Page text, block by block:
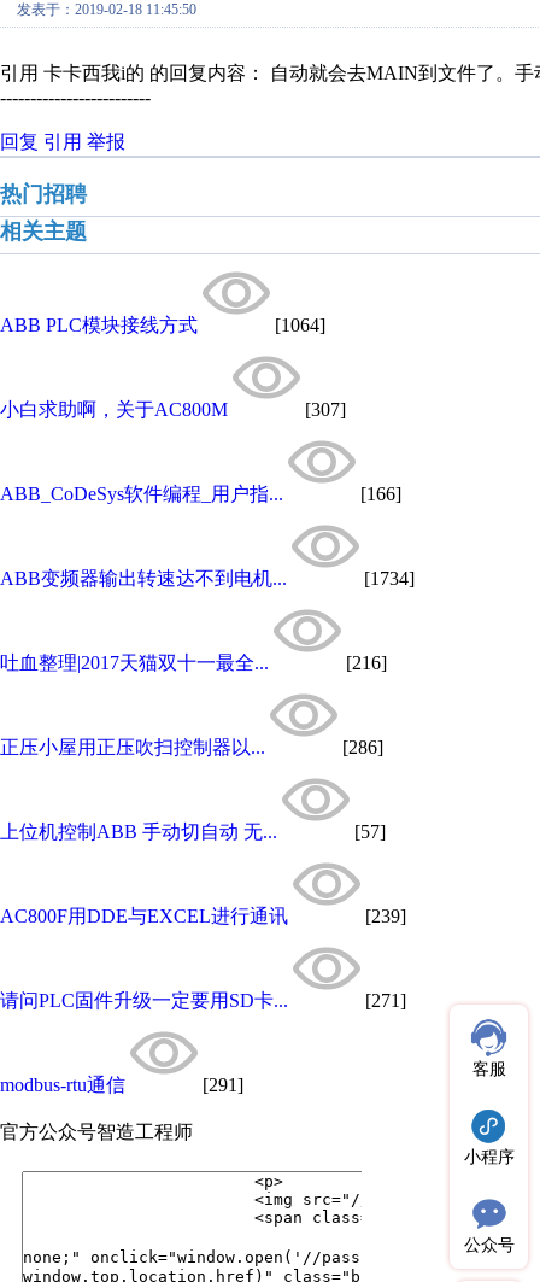
发表于：2019-02-18 11:45:50
引用 卡卡西我i的 的回复内容： 自动就会去MAIN到文件了。手
-------------------------
回复 引用 举报
热门招聘
相关主题
ABB PLC模块接线方式 [1064]
小白求助啊，关于AC800M [307]
ABB_CoDeSys软件编程_用户指... [166]
ABB变频器输出转速达不到电机... [1734]
吐血整理|2017天猫双十一最全... [216]
正压小屋用正压吹扫控制器以... [286]
上位机控制ABB 手动切自动 无... [57]
AC800F用DDE与EXCEL进行通讯 [239]
请问PLC固件升级一定要用SD卡... [271]
modbus-rtu通信 [291]
官方公众号智造工程师
客服
小程序
公众号